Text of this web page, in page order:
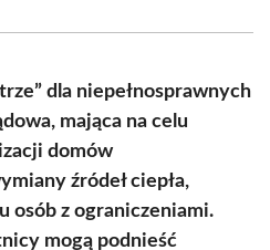
dla niepełnosprawnych
mająca na celu
domów
źródeł ciepła,
osób z ograniczeniami.
mogą podnieść